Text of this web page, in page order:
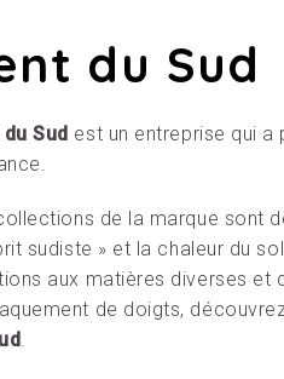
du Sud
Sud est un entreprise qui a
de la marque sont
sudiste » et la chaleur du
aux matières diverses et
de doigts,
.